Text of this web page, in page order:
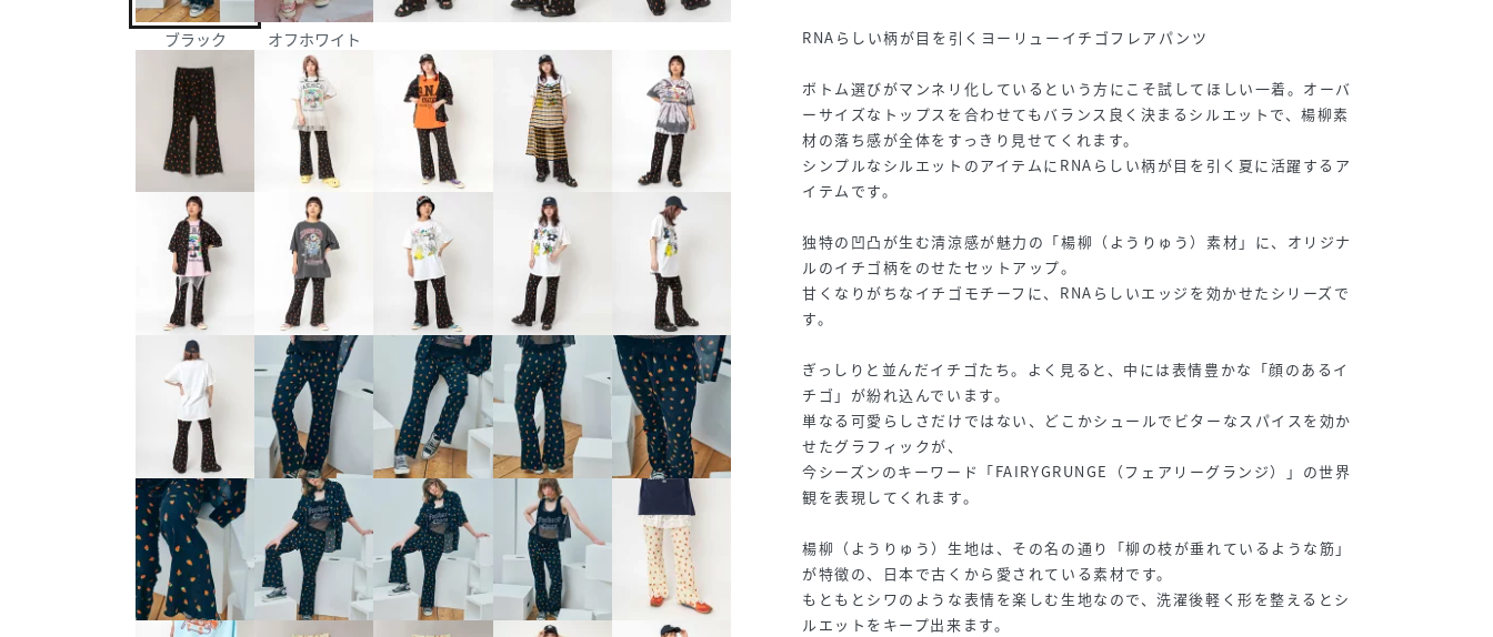
ブラック オフホワイト RNAらしい柄が目を引くヨーリューイチゴフレアパンツ
ボトム選びがマンネリ化しているという方にこそ試してほしい一着。オーバ
ーサイズなトップスを合わせてもバランス良く決まるシルエットで、楊柳素
材の落ち感が全体をすっきり見せてくれます。
シンプルなシルエットのアイテムにRNAらしい柄が目を引く夏に活躍するア
イテムです。
独特の凹凸が生む清涼感が魅力の「楊柳（ようりゅう）素材」に、オリジナ
ルのイチゴ柄をのせたセットアップ。
甘くなりがちなイチゴモチーフに、RNAらしいエッジを効かせたシリーズで
す。
ぎっしりと並んだイチゴたち。よく見ると、中には表情豊かな「顔のあるイ
チゴ」が紛れ込んでいます。
単なる可愛らしさだけではない、どこかシュールでビターなスパイスを効か
せたグラフィックが、
今シーズンのキーワード「FAIRYGRUNGE（フェアリーグランジ）」の世界
観を表現してくれます。
楊柳（ようりゅう）生地は、その名の通り「柳の枝が垂れているような筋」
が特徴の、日本で古くから愛されている素材です。
もともとシワのような表情を楽しむ生地なので、洗濯後軽く形を整えるとシ
ルエットをキープ出来ます。